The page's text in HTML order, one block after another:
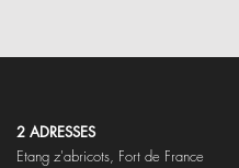
2 ADRESSES
Etang z'abricots, Fort de France